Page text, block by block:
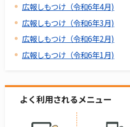
広報しもつけ（令和6年4月)
広報しもつけ（令和6年3月)
広報しもつけ（令和6年2月)
広報しもつけ（令和6年1月)
よく利用されるメニュー